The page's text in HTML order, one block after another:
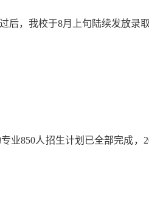
后，我校于8月上旬陆续发放录取
业850人招生计划已全部完成，